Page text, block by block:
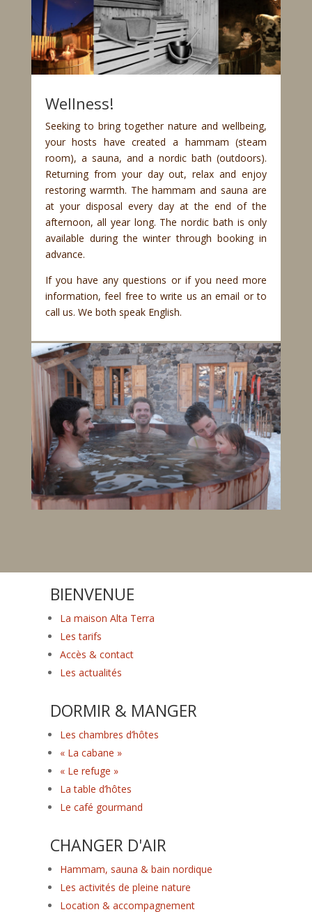
Wellness!
Seeking to bring together nature and wellbeing,
your hosts have created a hammam (steam
room), a sauna, and a nordic bath (outdoors).
Returning from your day out, relax and enjoy
restoring warmth. The hammam and sauna are
at your disposal every day at the end of the
afternoon, all year long. The nordic bath is only
available during the winter through booking in
advance.
If you have any questions or if you need more
information, feel free to write us an email or to
call us. We both speak English.
BIENVENUE
La maison Alta Terra
Les tarifs
Accès & contact
Les actualités
DORMIR & MANGER
Les chambres d’hôtes
« La cabane »
« Le refuge »
La table d’hôtes
Le café gourmand
CHANGER D'AIR
Hammam, sauna & bain nordique
Les activités de pleine nature
Location & accompagnement